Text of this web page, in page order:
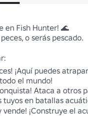
en Fish Hunter! 🌊
o serás pescado.
¡Aquí puedes
el mundo!
Ataca a otros
tuyos en batallas
vende! ¡Construye el